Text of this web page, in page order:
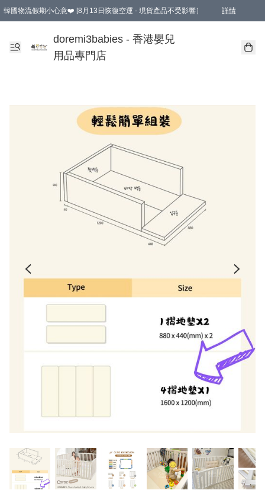
韓國物流假期小心意❤️ [8月13日恢復空運 - 現貨產品不受影響］ 詳情
新會員首張訂單滿$600即享9折優惠！(部份超優惠產品 & 品牌指定價除外)
doremi3babies - 香港嬰兒
用品專門店